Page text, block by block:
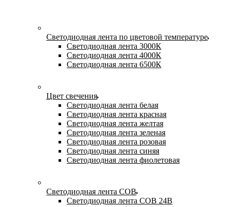
Светодиодная лента по цветовой температуре
Светодиодная лента 3000К
Светодиодная лента 4000К
Светодиодная лента 6500К
Цвет свечения
Светодиодная лента белая
Светодиодная лента красная
Светодиодная лента желтая
Светодиодная лента зеленая
Светодиодная лента розовая
Светодиодная лента синяя
Светодиодная лента фиолетовая
Светодиодная лента COB
Светодиодная лента COB 24В